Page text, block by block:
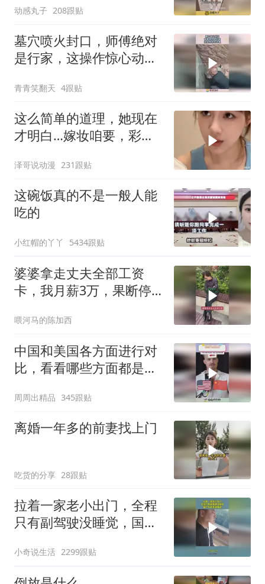
动感丸子 208跟贴
墓穴喷火封口，师傅绝对
是行家，这操作惊心动
青青笑翻天 4跟贴
这么简单的道理，她现在
才明白…嫁妆咱要，彩礼
泽哥说动漫 231跟贴
这碗饭真的不是一般人能
吃的
小红帽的丫丫 5434跟贴
婆婆拿走丈夫全部工资
卡，我月薪3万，果断停
喂河马的陈加西
中国和美国各方面进行对
比，看看哪些方面都是谁
周周出精品 345跟贴
离婚一年多的前妻找上门
吃货的分享 28跟贴
拉着一家老小出门，全程
只有副驾驶没睡觉，国产
小奇说生活 2299跟贴